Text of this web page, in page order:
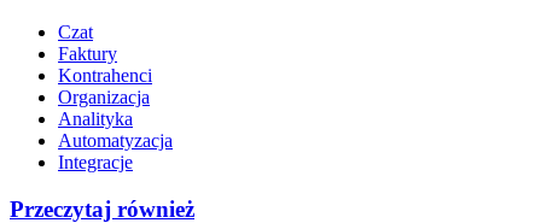
Czat
Faktury
Kontrahenci
Organizacja
Analityka
Automatyzacja
Integracje
Przeczytaj również